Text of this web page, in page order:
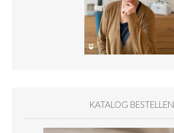
KATALOG BESTELLEN